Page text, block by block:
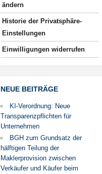
ändern
Historie der Privatsphäre-
Einstellungen
Einwilligungen widerrufen
NEUE BEITRÄGE
KI-Verordnung: Neue
Transparenzpflichten für
Unternehmen
BGH zum Grundsatz der
hälftigen Teilung der
Maklerprovision zwischen
Verkäufer und Käufer beim